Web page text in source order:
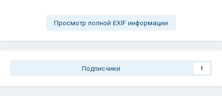
Просмотр полной EXIF информации
Подписчики 1